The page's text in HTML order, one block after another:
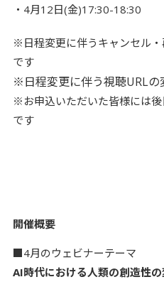
・4月12日(金)17:30-18:30
※日程変更に伴うキャンセル
です
※日程変更に伴う視聴URLの
※お申込いただいた皆様には
です
開催概要
■4月のウェビナーテーマ
AI時代における人類の創造性